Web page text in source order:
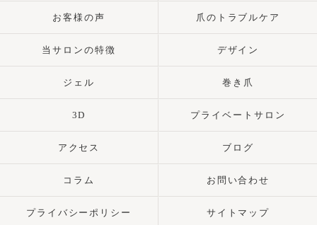
お客様の声 爪のトラブルケア
当サロンの特徴 デザイン
ジェル 巻き爪
3D プライベートサロン
アクセス ブログ
コラム お問い合わせ
プライバシーポリシー サイトマップ